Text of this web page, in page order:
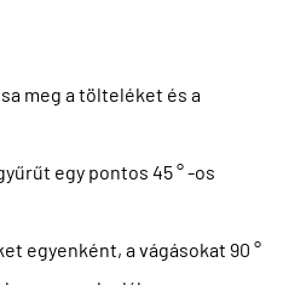
meg a tölteléket és a
egy pontos 45 ° -os
egyenként, a vágásokat 90 °